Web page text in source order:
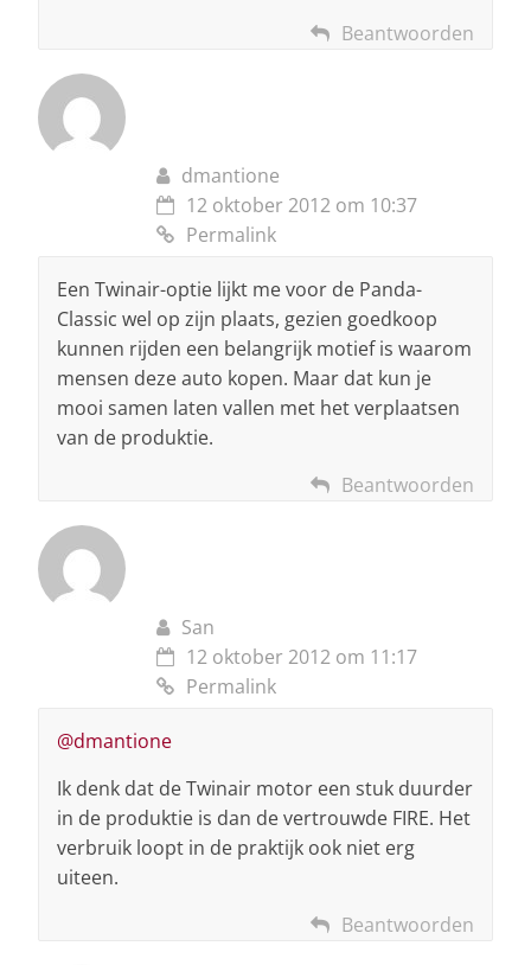
Beantwoorden
dmantione
12 oktober 2012 om 10:37
Permalink
Een Twinair-optie lijkt me voor de Panda-
Classic wel op zijn plaats, gezien goedkoop
kunnen rijden een belangrijk motief is waarom
mensen deze auto kopen. Maar dat kun je
mooi samen laten vallen met het verplaatsen
van de produktie.
Beantwoorden
San
12 oktober 2012 om 11:17
Permalink
@dmantione
Ik denk dat de Twinair motor een stuk duurder
in de produktie is dan de vertrouwde FIRE. Het
verbruik loopt in de praktijk ook niet erg
uiteen.
Beantwoorden